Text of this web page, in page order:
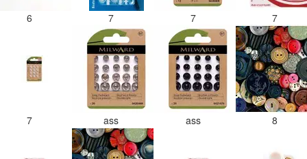
6 7 7 7
7 ass ass 8